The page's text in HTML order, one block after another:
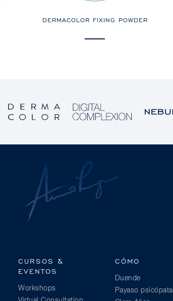
DERMACOLOR FIXING POWDER
CURSOS &
EVENTOS
Workshops
CÓMO
Duende
Payaso psicópata